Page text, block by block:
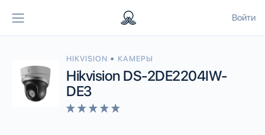
Войти
HIKVISION • КАМЕРЫ
Hikvision DS-2DE2204IW-
DE3